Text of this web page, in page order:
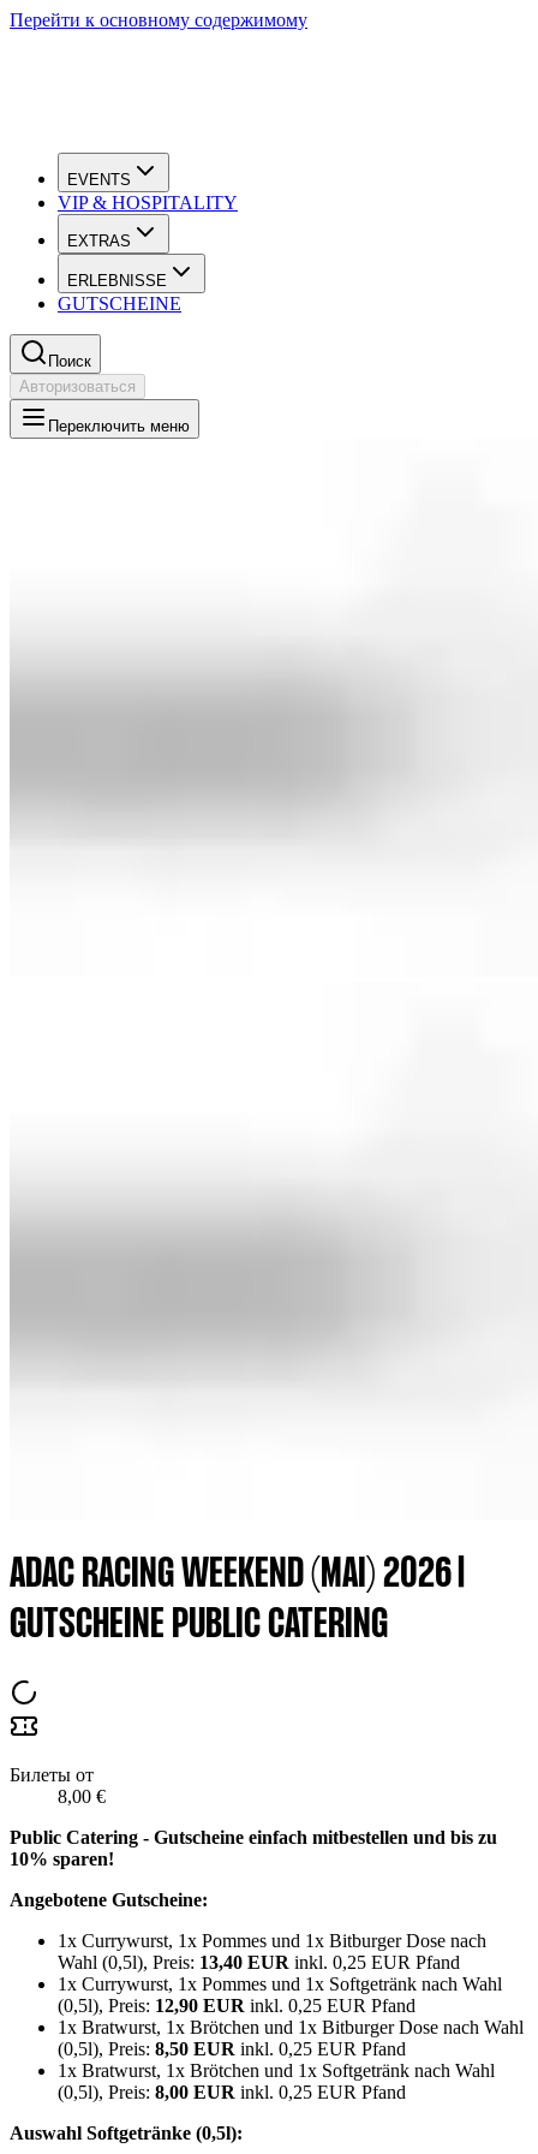
Перейти к основному содержимому
EVENTS
VIP & HOSPITALITY
EXTRAS
ERLEBNISSE
GUTSCHEINE
Поиск
Авторизоваться
Переключить меню
ADAC RACING WEEKEND (MAI) 2026 |
GUTSCHEINE PUBLIC CATERING
Билеты от
8,00 €
Public Catering - Gutscheine einfach mitbestellen und bis zu
10% sparen!
Angebotene Gutscheine:
1x Currywurst, 1x Pommes und 1x Bitburger Dose nach
Wahl (0,5l), Preis: 13,40 EUR inkl. 0,25 EUR Pfand
1x Currywurst, 1x Pommes und 1x Softgetränk nach Wahl
(0,5l), Preis: 12,90 EUR inkl. 0,25 EUR Pfand
1x Bratwurst, 1x Brötchen und 1x Bitburger Dose nach Wahl
(0,5l), Preis: 8,50 EUR inkl. 0,25 EUR Pfand
1x Bratwurst, 1x Brötchen und 1x Softgetränk nach Wahl
(0,5l), Preis: 8,00 EUR inkl. 0,25 EUR Pfand
Auswahl Softgetränke (0,5l):